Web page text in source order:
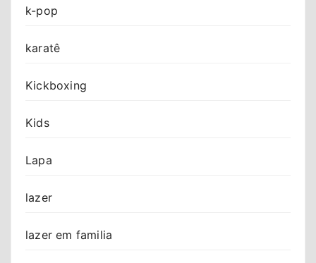
k-pop
karatê
Kickboxing
Kids
Lapa
lazer
lazer em familia